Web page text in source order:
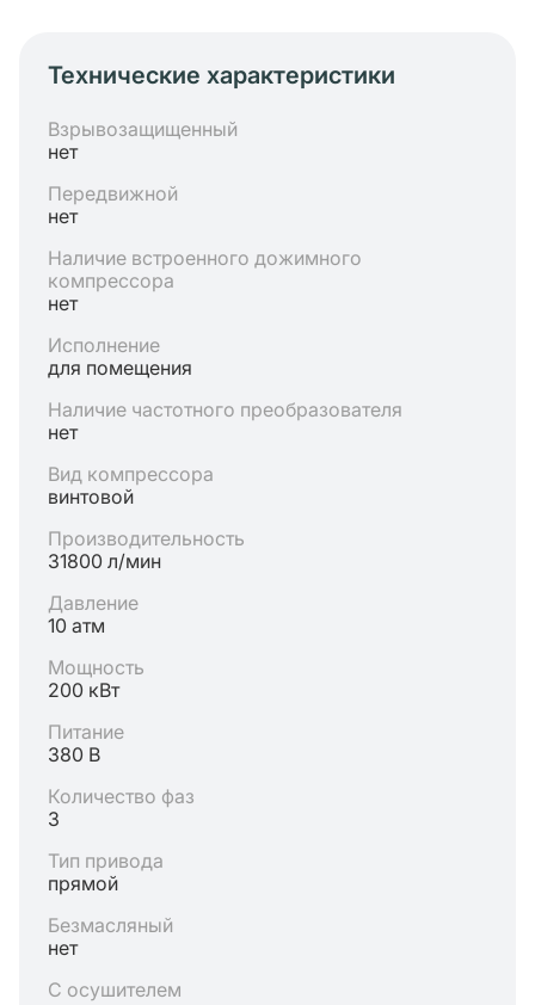
Технические характеристики
Взрывозащищенный
нет
Передвижной
нет
Наличие встроенного дожимного
компрессора
нет
Исполнение
для помещения
Наличие частотного преобразователя
нет
Вид компрессора
винтовой
Производительность
31800 л/мин
Давление
10 атм
Мощность
200 кВт
Питание
380 В
Количество фаз
3
Тип привода
прямой
Безмасляный
нет
С осушителем